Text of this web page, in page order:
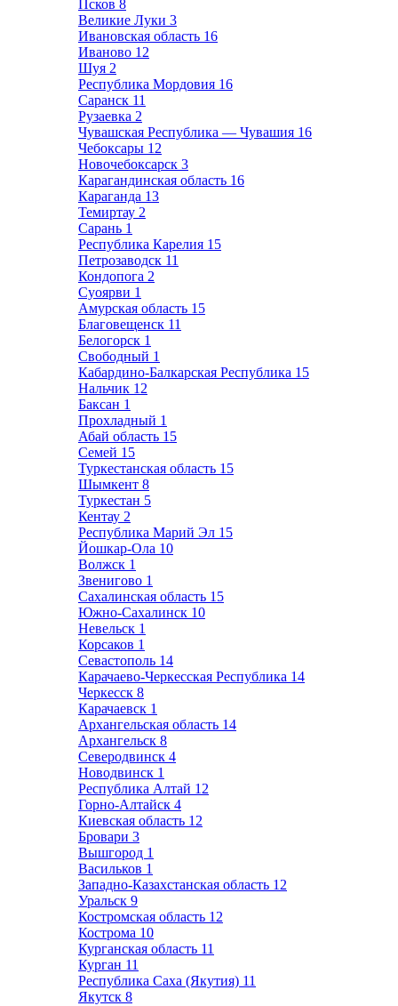
Псков 8
Великие Луки 3
Ивановская область 16
Иваново 12
Шуя 2
Республика Мордовия 16
Саранск 11
Рузаевка 2
Чувашская Республика — Чувашия 16
Чебоксары 12
Новочебоксарск 3
Карагандинская область 16
Караганда 13
Темиртау 2
Сарань 1
Республика Карелия 15
Петрозаводск 11
Кондопога 2
Суоярви 1
Амурская область 15
Благовещенск 11
Белогорск 1
Свободный 1
Кабардино-Балкарская Республика 15
Нальчик 12
Баксан 1
Прохладный 1
Абай область 15
Семей 15
Туркестанская область 15
Шымкент 8
Туркестан 5
Кентау 2
Республика Марий Эл 15
Йошкар-Ола 10
Волжск 1
Звенигово 1
Сахалинская область 15
Южно-Сахалинск 10
Невельск 1
Корсаков 1
Севастополь 14
Карачаево-Черкесская Республика 14
Черкесск 8
Карачаевск 1
Архангельская область 14
Архангельск 8
Северодвинск 4
Новодвинск 1
Республика Алтай 12
Горно-Алтайск 4
Киевская область 12
Бровари 3
Вышгород 1
Васильков 1
Западно-Казахстанская область 12
Уральск 9
Костромская область 12
Кострома 10
Курганская область 11
Курган 11
Республика Саха (Якутия) 11
Якутск 8